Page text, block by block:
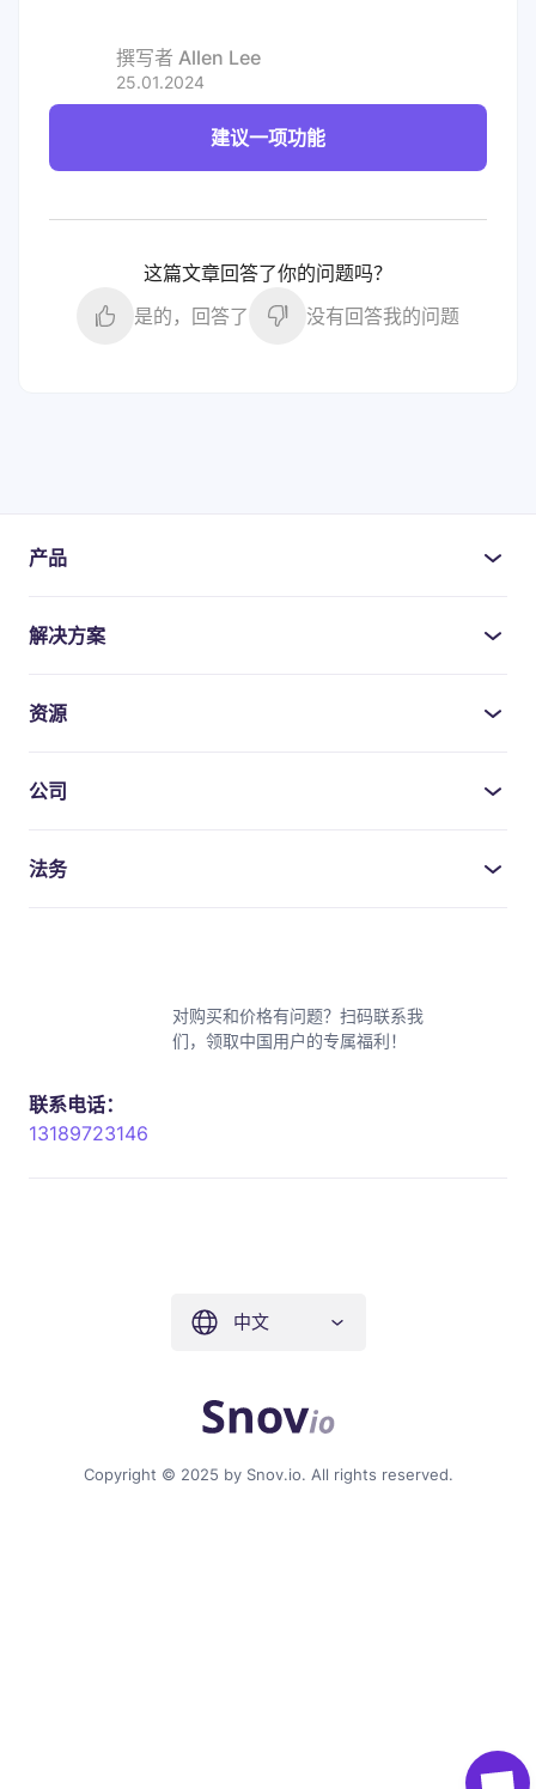
撰写者 Allen Lee
25.01.2024
建议一项功能
这篇文章回答了你的问题吗？
是的，回答了
没有回答我的问题
产品
解决方案
资源
公司
法务
对购买和价格有问题？扫码联系我
们，领取中国用户的专属福利！
联系电话：
13189723146
Copyright © 2025 by Snov.io. All rights reserved.
中文